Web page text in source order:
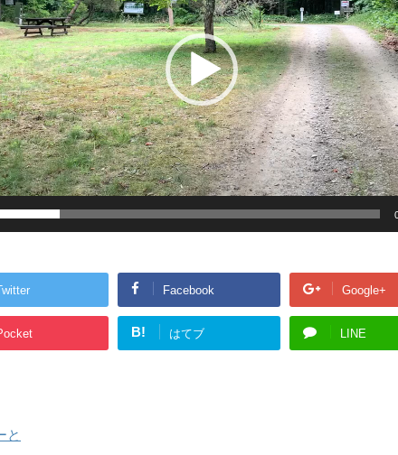
Facebook Google+
B! はてブ LINE
と